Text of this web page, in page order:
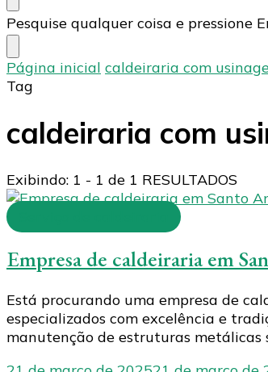
Procurando
algo?
Pesquise qualquer coisa e pressione
Página inicial caldeiraria com
Tag
caldeiraria com
Exibindo: 1 - 1 de 1 RESULTADOS
Empresa de caldeiraria em
Está procurando uma empresa de
especializados com excelência e
manutenção de estruturas metálicas